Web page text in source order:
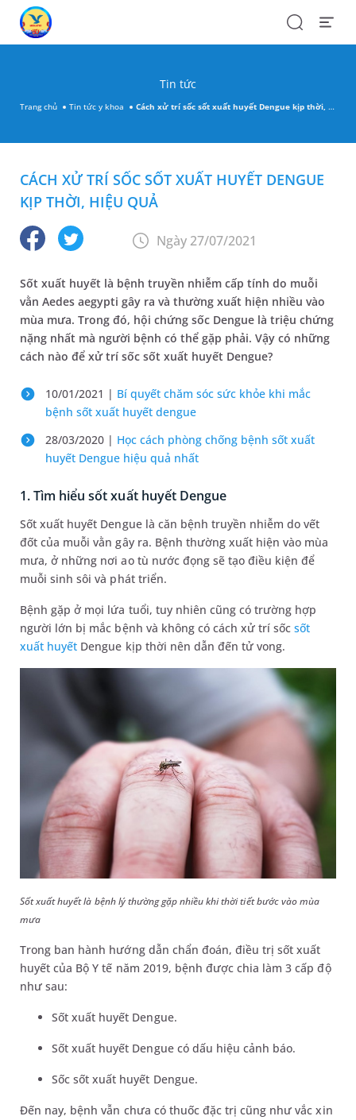
SearchOpen
Tin tức
Trang chủ Tin tức y khoa Cách xử trí sốc sốt xuất huyết Dengue kịp thời, hiệu quả
CÁCH XỬ TRÍ SỐC SỐT XUẤT HUYẾT DENGUE
KỊP THỜI, HIỆU QUẢ
Ngày 27/07/2021
Sốt xuất huyết là bệnh truyền nhiễm cấp tính do muỗi
vằn Aedes aegypti gây ra và thường xuất hiện nhiều vào
mùa mưa. Trong đó, hội chứng sốc Dengue là triệu chứng
nặng nhất mà người bệnh có thể gặp phải. Vậy có những
cách nào để xử trí sốc sốt xuất huyết Dengue?
10/01/2021 | Bí quyết chăm sóc sức khỏe khi mắc
bệnh sốt xuất huyết dengue
28/03/2020 | Học cách phòng chống bệnh sốt xuất
huyết Dengue hiệu quả nhất
1. Tìm hiểu sốt xuất huyết Dengue
Sốt xuất huyết Dengue là căn bệnh truyền nhiễm do vết
đốt của muỗi vằn gây ra. Bệnh thường xuất hiện vào mùa
mưa, ở những nơi ao tù nước đọng sẽ tạo điều kiện để
muỗi sinh sôi và phát triển.
Bệnh gặp ở mọi lứa tuổi, tuy nhiên cũng có trường hợp
người lớn bị mắc bệnh và không có cách xử trí sốcsốt
xuất huyết Dengue kịp thời nên dẫn đến tử vong.
Sốt xuất huyết là bệnh lý thường gặp nhiều khi thời tiết bước vào mùa
mưa
Trong ban hành hướng dẫn chẩn đoán, điều trị sốt xuất
huyết của Bộ Y tế năm 2019, bệnh được chia làm 3 cấp độ
như sau:
Sốt xuất huyết Dengue.
Sốt xuất huyết Dengue có dấu hiệu cảnh báo.
Sốc sốt xuất huyết Dengue.
Đến nay, bệnh vẫn chưa có thuốc đặc trị cũng như vắc xin